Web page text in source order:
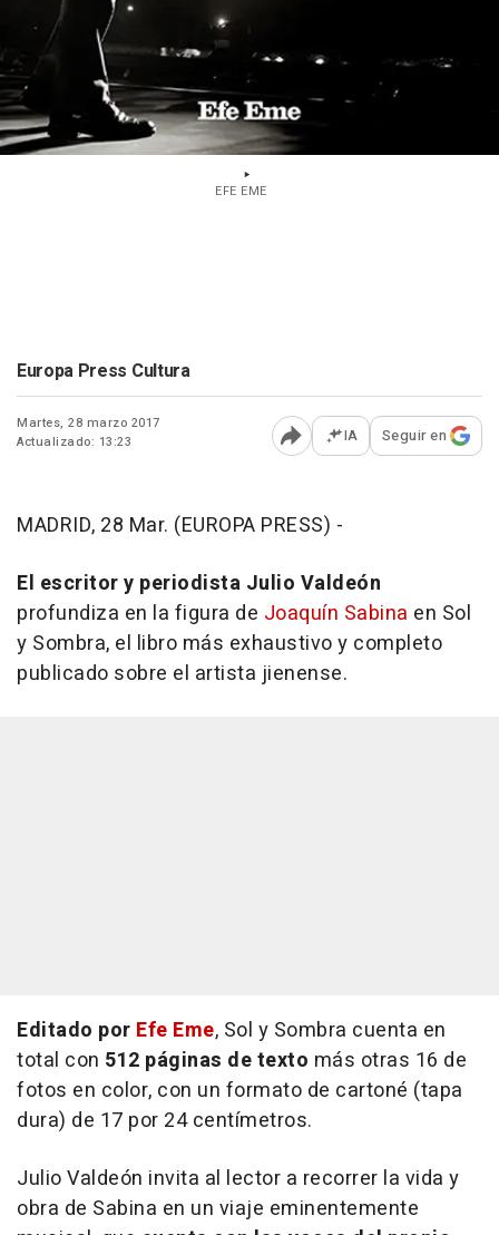
EFE EME
Europa Press Cultura
Martes, 28 marzo 2017
Actualizado: 13:23
Abrir opciones para
IA Seguir en
MADRID, 28 Mar. (EUROPA PRESS) -
El escritor y periodista Julio Valdeón
profundiza en la figura de Joaquín Sabina en Sol
y Sombra, el libro más exhaustivo y completo
publicado sobre el artista jienense.
Editado por Efe Eme, Sol y Sombra cuenta en
total con 512 páginas de texto más otras 16 de
fotos en color, con un formato de cartoné (tapa
dura) de 17 por 24 centímetros.
Julio Valdeón invita al lector a recorrer la vida y
obra de Sabina en un viaje eminentemente